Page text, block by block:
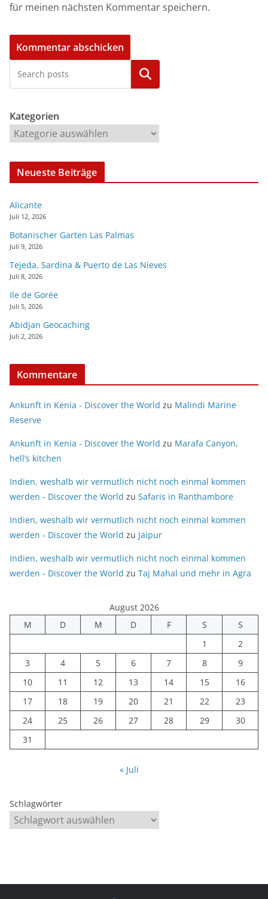
für meinen nächsten Kommentar speichern.
Kategorien
Kategorien
Neueste Beiträge
Alicante
Juli 12, 2026
Botanischer Garten Las Palmas
Juli 9, 2026
Tejeda, Sardina & Puerto de Las Nieves
Juli 8, 2026
Ile de Gorée
Juli 5, 2026
Abidjan Geocaching
Juli 2, 2026
Kommentare
Ankunft in Kenia - Discover the World zu Malindi Marine
Reserve
Ankunft in Kenia - Discover the World zu Marafa Canyon,
hell’s kitchen
Indien, weshalb wir vermutlich nicht noch einmal kommen
werden - Discover the World zu Safaris in Ranthambore
Indien, weshalb wir vermutlich nicht noch einmal kommen
werden - Discover the World zu Jaipur
Indien, weshalb wir vermutlich nicht noch einmal kommen
werden - Discover the World zu Taj Mahal und mehr in Agra
August 2026
M
D M D F S
S
1
2
3
4 5 6 7 8
9
10
11 12 13 14 15
16
17
18 19 20 21 22
23
24
25 26 27 28 29
30
31
« Juli
Schlagwörter